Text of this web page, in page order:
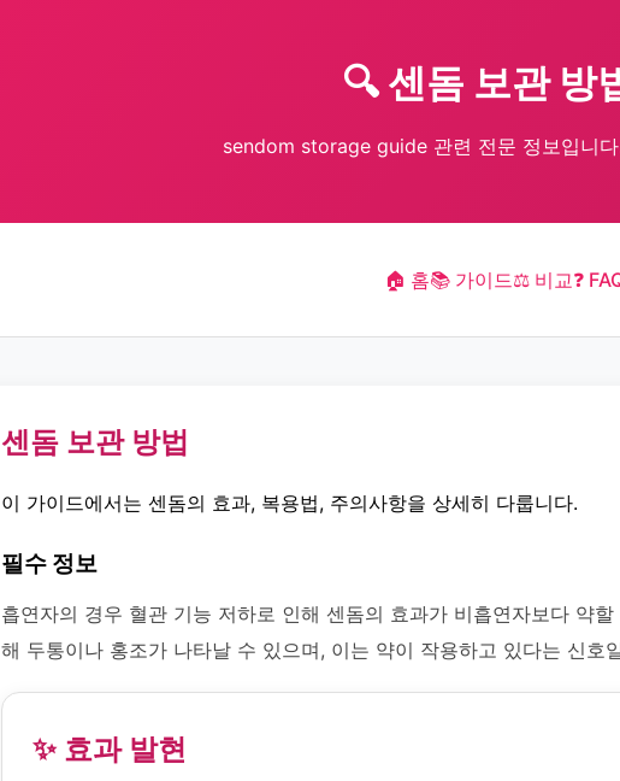
🔍 센돔 보관 방
sendom storage guide 관련 전문 정보입니
🏠 홈📚 가이드⚖️ 비교❓
센돔 보관 방법
이 가이드에서는 센돔의 효과, 복용법, 주의사항을 상세히 다룹니다.
필수 정보
흡연자의 경우 혈관 기능 저하로 인해 센돔의 효과가 비흡연자보다 약
해 두통이나 홍조가 나타날 수 있으며, 이는 약이 작용하고 있다는 신호
✨ 효과 발현